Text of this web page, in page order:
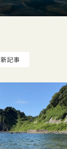
記事